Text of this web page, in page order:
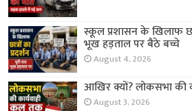
स्कूल प्रशासन के खिलाफ
भूख हड़ताल पर बैठे बच्चे
August 4, 2026
आखिर क्यों? लोकसभा की
August 3, 2026